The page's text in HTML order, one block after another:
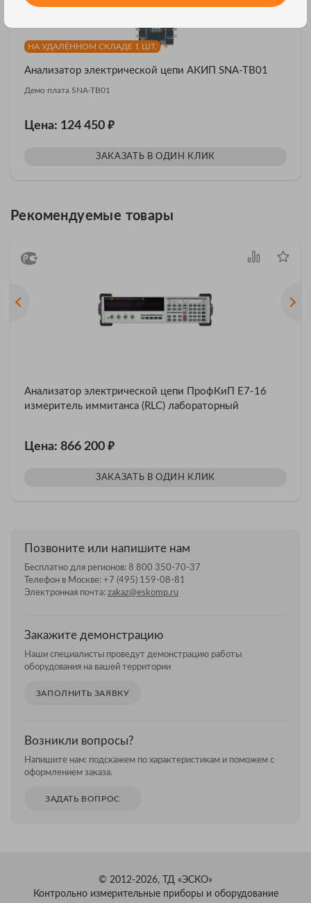
НА УДАЛЁННОМ СКЛАДЕ 1 ШТ.
Анализатор электрической цепи АКИП SNA-TB01
Демо плата SNA-TB01
Цена: 124 450 ₽
ЗАКАЗАТЬ В ОДИН КЛИК
Рекомендуемые товары
Анализатор электрической цепи ПрофКиП Е7-16
измеритель иммитанса (RLC) лабораторный
Цена: 866 200 ₽
ЗАКАЗАТЬ В ОДИН КЛИК
Позвоните или напишите нам
Бесплатно для регионов: 8 800 350-70-37
Телефон в Москве: +7 (495) 159-08-81
Электронная почта: zakaz@eskomp.ru
Закажите демонстрацию
Наши специалисты проведут демонстрацию работы
оборудования на вашей территории
ЗАПОЛНИТЬ ЗАЯВКУ
Возникли вопросы?
Напишите нам: подскажем по характеристикам и поможем с
оформлением заказа.
ЗАДАТЬ ВОПРОС
© 2012-2026, ТД «ЭСКО»
Контрольно измерительные приборы и оборудование